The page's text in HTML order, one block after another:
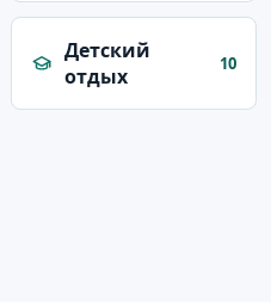
Детский
отдых
10